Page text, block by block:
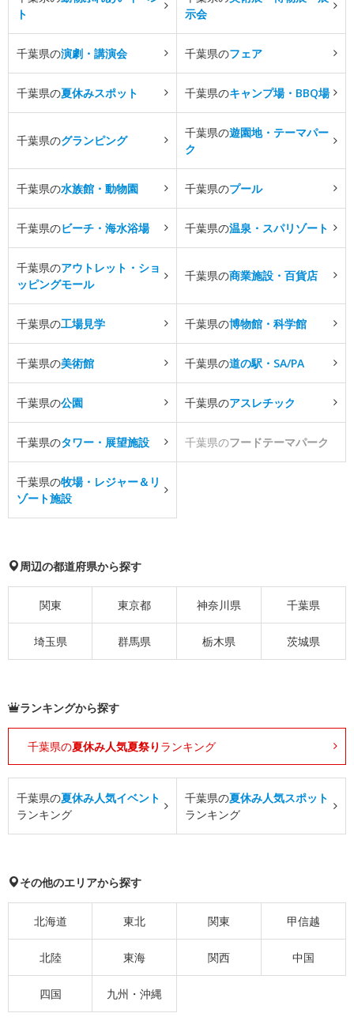
ト
示会
千葉県の演劇・講演会 千葉県のフェア
千葉県の夏休みスポット 千葉県のキャンプ場・BBQ場
千葉県のグランピング
千葉県の遊園地・テーマパー
ク
千葉県の水族館・動物園 千葉県のプール
千葉県のビーチ・海水浴場 千葉県の温泉・スパリゾート
千葉県のアウトレット・ショ
ッピングモール
千葉県の商業施設・百貨店
千葉県の工場見学 千葉県の博物館・科学館
千葉県の美術館 千葉県の道の駅・SA/PA
千葉県の公園 千葉県のアスレチック
千葉県のタワー・展望施設 千葉県のフードテーマパーク
千葉県の牧場・レジャー＆リ
ゾート施設
周辺の都道府県から探す
関東 東京都 神奈川県 千葉県
埼玉県 群馬県 栃木県 茨城県
ランキングから探す
千葉県の夏休み人気夏祭り ランキング
千葉県の夏休み人気イベント
ランキング
千葉県の夏休み人気スポット
ランキング
その他のエリアから探す
北海道 東北 関東 甲信越
北陸 東海 関西 中国
四国 九州・沖縄